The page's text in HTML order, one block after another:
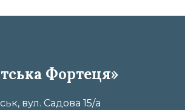
Фортеця»
вул. Садова 15/а